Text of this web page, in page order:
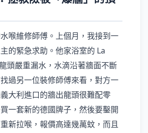
喉維修師傅。上個月，我接到一
的緊急求助。他家浴室的 La
頭嚴重漏水，水滴沿著牆面不斷
過另一位裝修師傅來看，對方一
大利進口的牆出龍頭很難配零
一套新的德國牌子，然後要鑿開
新拉喉，報價高達幾萬蚊，而且